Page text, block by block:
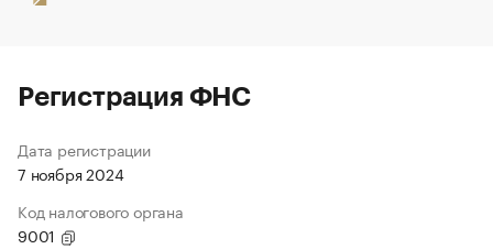
Регистрация ФНС
Дата регистрации
7 ноября 2024
Код налогового органа
9001